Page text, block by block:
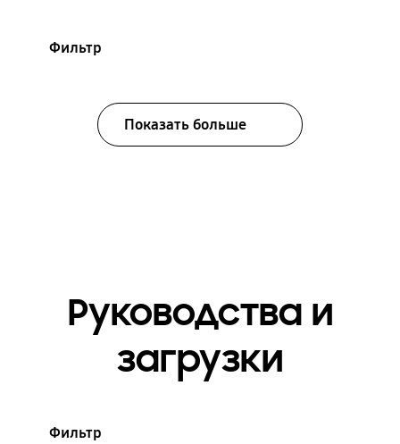
Фильтр
Показать больше
Руководства и
загрузки
Фильтр